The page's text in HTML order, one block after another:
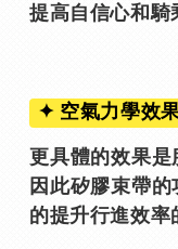
提高自信心和騎
✦ 空氣力學效
更具體的效果是
因此矽膠束帶
的提升行進效率